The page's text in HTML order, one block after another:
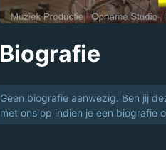
Biografie
Geen biografie aanwezig. Ben jij
met ons op indien je een biografie